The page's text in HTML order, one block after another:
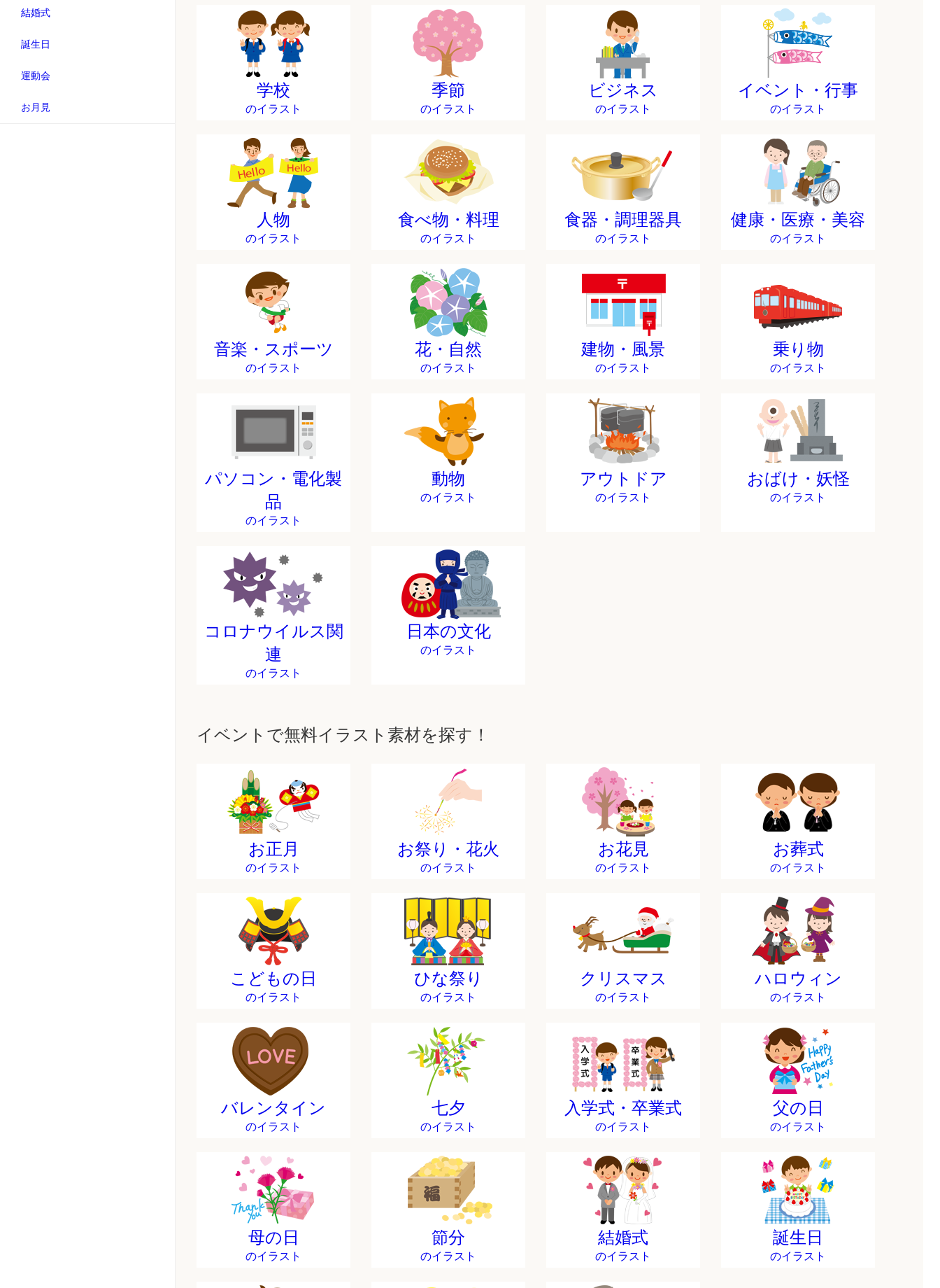
結婚式
誕生日
運動会
お月見
学校
のイラスト
季節
のイラスト
ビジネス
のイラスト
イベント・行事
のイラスト
人物
のイラスト
食べ物・料理
のイラスト
食器・調理器具
のイラスト
健康・医療・美容
のイラスト
音楽・スポーツ
のイラスト
花・自然
のイラスト
建物・風景
のイラスト
乗り物
のイラスト
パソコン・電化製
品
のイラスト
動物
のイラスト
アウトドア
のイラスト
おばけ・妖怪
のイラスト
コロナウイルス関
連
のイラスト
日本の文化
のイラスト
イベントで無料イラスト素材を探す！
お正月
のイラスト
お祭り・花火
のイラスト
お花見
のイラスト
お葬式
のイラスト
こどもの日
のイラスト
ひな祭り
のイラスト
クリスマス
のイラスト
ハロウィン
のイラスト
バレンタイン
のイラスト
七夕
のイラスト
入学式・卒業式
のイラスト
父の日
のイラスト
母の日
のイラスト
節分
のイラスト
結婚式
のイラスト
誕生日
のイラスト